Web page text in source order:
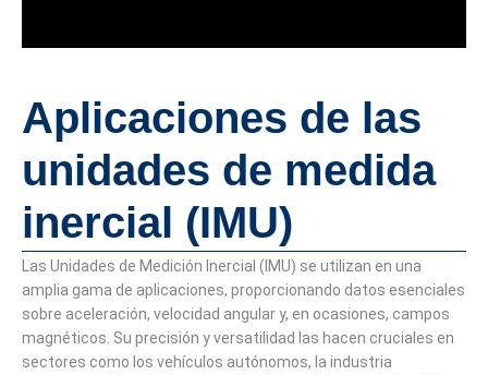
Aplicaciones de las
unidades de medida
inercial (IMU)
Las Unidades de Medición Inercial (IMU) se utilizan en una
amplia gama de aplicaciones, proporcionando datos esenciales
sobre aceleración, velocidad angular y, en ocasiones, campos
magnéticos. Su precisión y versatilidad las hacen cruciales en
sectores como los vehículos autónomos, la industria